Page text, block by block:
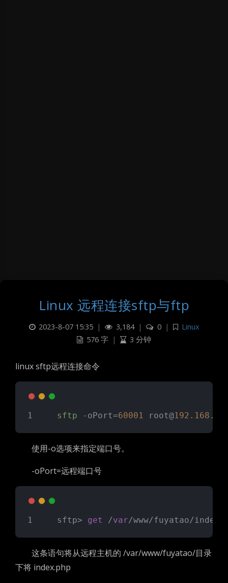
Linux 远程连接sftp与ftp
2023-8-07 15:35 | 3,184 | 0 |
Linux
576 字 | 3 分钟
linux sftp远程连接命令
sftp -oPort=60001 root@
使用-o选项来指定端口号。
-oPort=远程端口号
sftp> get /var/www/fuyatao/
这条语句将从远程主机的 /var/www/fuyatao/目录
下将 index.php